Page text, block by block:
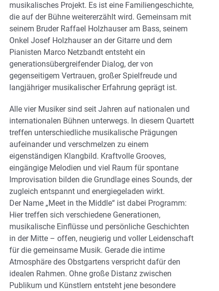
musikalisches Projekt. Es ist eine Familiengeschichte,
die auf der Bühne weitererzählt wird. Gemeinsam mit
seinem Bruder Raffael Holzhauser am Bass, seinem
Onkel Josef Holzhauser an der Gitarre und dem
Pianisten Marco Netzbandt entsteht ein
generationsübergreifender Dialog, der von
gegenseitigem Vertrauen, großer Spielfreude und
langjähriger musikalischer Erfahrung geprägt ist.
Alle vier Musiker sind seit Jahren auf nationalen und
internationalen Bühnen unterwegs. In diesem Quartett
treffen unterschiedliche musikalische Prägungen
aufeinander und verschmelzen zu einem
eigenständigen Klangbild. Kraftvolle Grooves,
eingängige Melodien und viel Raum für spontane
Improvisation bilden die Grundlage eines Sounds, der
zugleich entspannt und energiegeladen wirkt.
Der Name „Meet in the Middle“ ist dabei Programm:
Hier treffen sich verschiedene Generationen,
musikalische Einflüsse und persönliche Geschichten
in der Mitte – offen, neugierig und voller Leidenschaft
für die gemeinsame Musik. Gerade die intime
Atmosphäre des Obstgartens verspricht dafür den
idealen Rahmen. Ohne große Distanz zwischen
Publikum und Künstlern entsteht jene besondere